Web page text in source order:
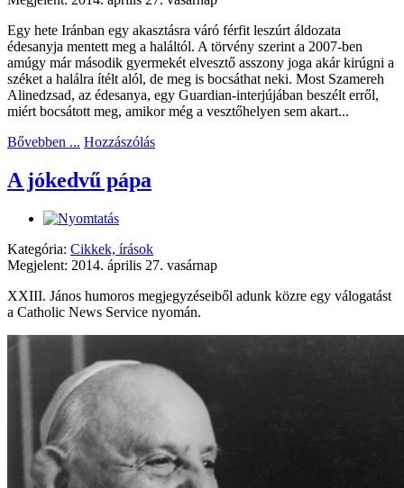
Egy hete Iránban egy akasztásra váró férfit leszúrt áldozata
édesanyja mentett meg a haláltól. A törvény szerint a 2007-ben
amúgy már második gyermekét elvesztő asszony joga akár kirúgni a
széket a halálra ítélt alól, de meg is bocsáthat neki. Most Szamereh
Alinedzsad, az édesanya, egy Guardian-interjújában beszélt erről,
miért bocsátott meg, amikor még a vesztőhelyen sem akart...
Bővebben ... Hozzászólás
A jókedvű pápa
Kategória: Cikkek, írások
Megjelent: 2014. április 27. vasárnap
XXIII. János humoros megjegyzéseiből adunk közre egy válogatást
a Catholic News Service nyomán.